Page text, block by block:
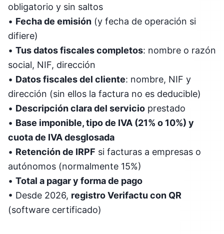
obligatorio y sin saltos
• Fecha de emisión (y fecha de operación si
difiere)
• Tus datos fiscales completos: nombre o razón
social, NIF, dirección
• Datos fiscales del cliente: nombre, NIF y
dirección (sin ellos la factura no es deducible)
• Descripción clara del servicio prestado
• Base imponible, tipo de IVA (21% o 10%) y
cuota de IVA desglosada
• Retención de IRPF si facturas a empresas o
autónomos (normalmente 15%)
• Total a pagar y forma de pago
• Desde 2026, registro Verifactu con QR
(software certificado)